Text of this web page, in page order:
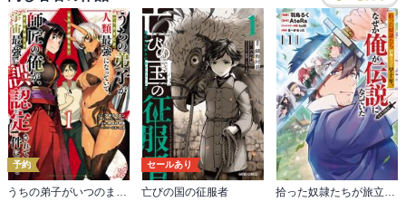
予約
うちの弟子がいつのまにか人類最強になっていて、なんの才能もない師匠の俺が、それを超える宇宙最強に誤認定されている件について
セールあり
亡びの国の征服者
拾った奴隷たちが旅立って早十年、なぜか俺が伝説になっていた@COMIC